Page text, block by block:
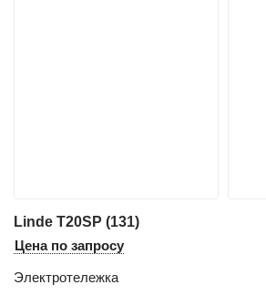
Linde T20SP (131)
Цена по запросу
Электротележка